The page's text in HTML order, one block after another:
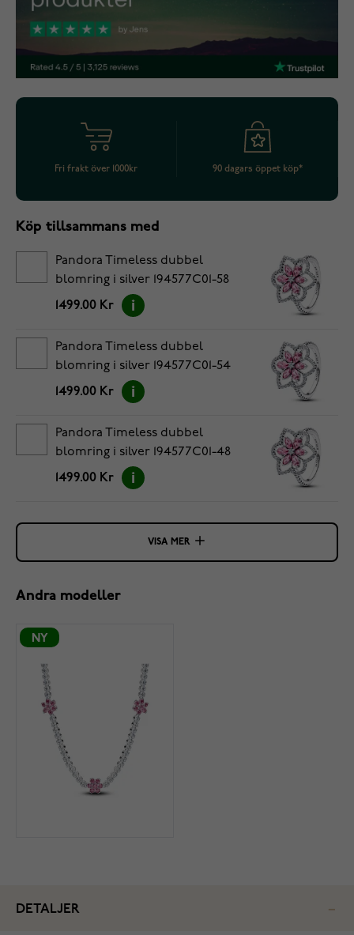
Fri frakt över 1000kr 90 dagars öppet köp*
Köp tillsammans med
Pandora Timeless dubbel
blomring i silver 194577C01-58
1499.00 Kr
Pandora Timeless dubbel
blomring i silver 194577C01-54
1499.00 Kr
Pandora Timeless dubbel
blomring i silver 194577C01-48
1499.00 Kr
VISA MER
Andra modeller
NY
DETALJER